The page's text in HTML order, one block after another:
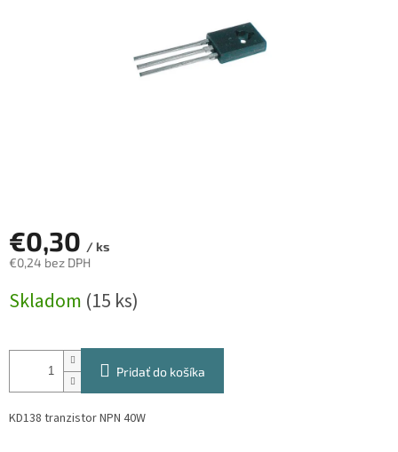
€0,30 / ks
€0,24 bez DPH
cena:
Skladom (15 ks)
Pridať do košíka
KD138 tranzistor NPN 40W